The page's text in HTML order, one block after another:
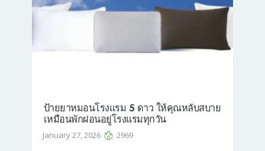
ป้ายยาหมอนโรงแรม 5 ดาว ให้คุณหลับสบาย
เหมือนพักผ่อนอยู่โรงแรมทุกวัน
January 27, 2026 2969